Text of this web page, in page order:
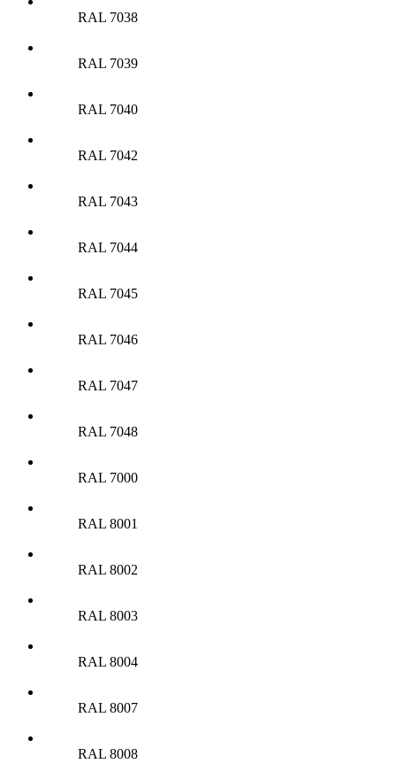
RAL 7038
RAL 7039
RAL 7040
RAL 7042
RAL 7043
RAL 7044
RAL 7045
RAL 7046
RAL 7047
RAL 7048
RAL 7000
RAL 8001
RAL 8002
RAL 8003
RAL 8004
RAL 8007
RAL 8008